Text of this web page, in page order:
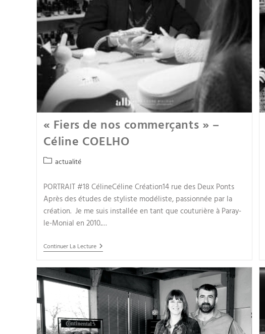
« Fiers de nos commerçants » –
Céline COELHO
actualité
PORTRAIT #18 CélineCéline Création14 rue des Deux Ponts
Après des études de styliste modéliste, passionnée par la
création. Je me suis installée en tant que couturière à Paray-
le-Monial en 2010.…
Continuer La Lecture